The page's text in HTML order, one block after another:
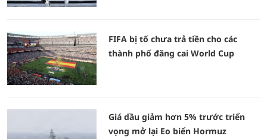
FIFA bị tố chưa trả tiền cho các
thành phố đăng cai World Cup
Giá dầu giảm hơn 5% trước triển
vọng mở lại Eo biển Hormuz